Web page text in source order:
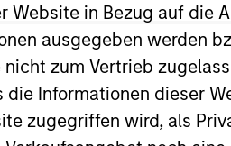
Website in Bezug auf die
ausgegeben werden
zum Vertrieb
die Informationen dieser
zugegriffen wird, als
above is provided for
(for realized holdings),
their respective owners. The
on any links shown here, you
the inclusion of any